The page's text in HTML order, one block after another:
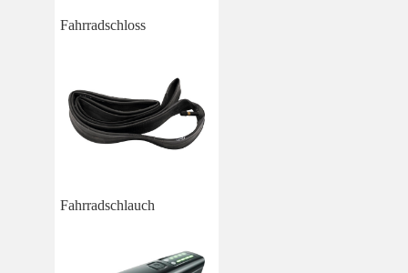
Fahrradschloss
Fahrradschlauch